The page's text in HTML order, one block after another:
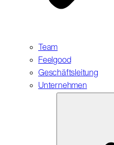
Team
Feelgood
Geschäftsleitung
Unternehmen